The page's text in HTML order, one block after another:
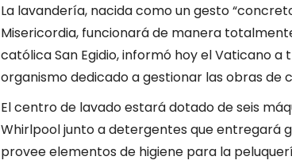
La lavandería, nacida como un gesto
Misericordia, funcionará de manera
católica San Egidio, informó hoy el Vaticano
organismo dedicado a gestionar las obras de
El centro de lavado estará dotado de seis
Whirlpool junto a detergentes que entregará
provee elementos de higiene para la